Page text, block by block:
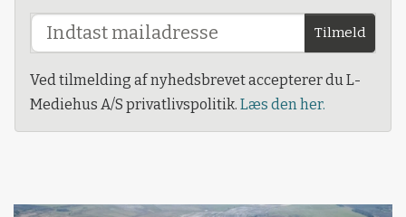
Tilmeld
Ved tilmelding af nyhedsbrevet accepterer du L-
Mediehus A/S privatlivspolitik. Læs den her.